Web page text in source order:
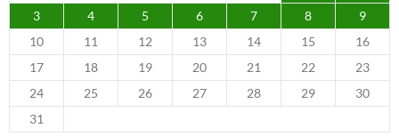
3
4 5 6 7 8
9
10
11 12 13 14 15
16
17
18 19 20 21 22
23
24
25 26 27 28 29
30
31